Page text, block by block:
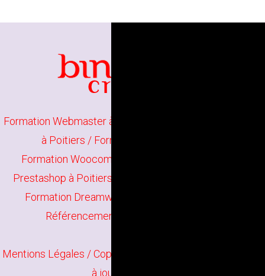
Formation Webmaster à Poitiers
à Poitiers / Formation Joomla à Poitiers
Formation Woocommerce à Poitiers
Prestashop à Poitiers
Formation Dreamweaver à Poitiers
Référencement de site web à Poitiers
Mentions Légales / Copyright
à jour en juin 2026